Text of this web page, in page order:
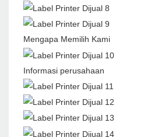
Mengapa Memilih Kami
Informasi perusahaan